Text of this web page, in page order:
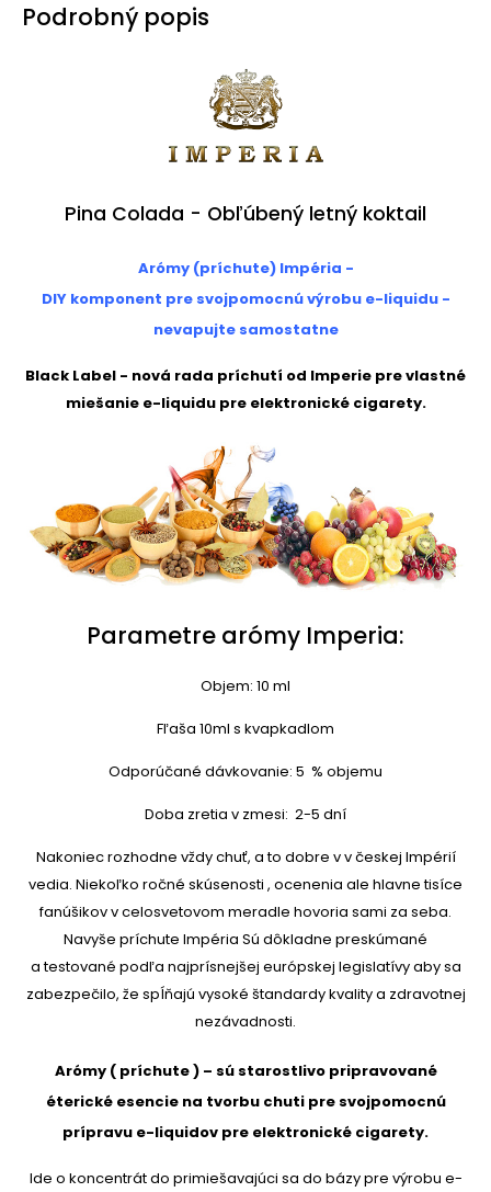
Podrobný popis
Pina Colada - Obľúbený letný koktail
Arómy (príchute) Impéria -
DIY komponent pre svojpomocnú výrobu e-liquidu -
nevapujte samostatne
Black Label - nová rada príchutí od Imperie pre vlastné
miešanie e-liquidu pre elektronické cigarety.
Parametre arómy Imperia:
Objem: 10 ml
Fľaša 10ml s kvapkadlom
Odporúčané dávkovanie: 5 % objemu
Doba zretia v zmesi: 2-5 dní
Nakoniec rozhodne vždy chuť, a to dobre v v českej Impérií
vedia. Niekoľko ročné skúsenosti , ocenenia ale hlavne tisíce
fanúšikov v celosvetovom meradle hovoria sami za seba.
Navyše príchute Impéria Sú dôkladne preskúmané
a testované podľa najprísnejšej európskej legislatívy aby sa
zabezpečilo, že spĺňajú vysoké štandardy kvality a zdravotnej
nezávadnosti.
Arómy ( príchute ) – sú starostlivo pripravované
éterické esencie na tvorbu chuti pre svojpomocnú
prípravu e-liquidov pre elektronické cigarety.
Ide o koncentrát do primiešavajúci sa do bázy pre výrobu e-